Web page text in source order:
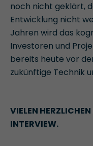
noch nicht geklärt,
Entwicklung nicht
Jahren wird das
Investoren und
bereits heute vor
zukünftige Technik
VIELEN
INTERVIEW.